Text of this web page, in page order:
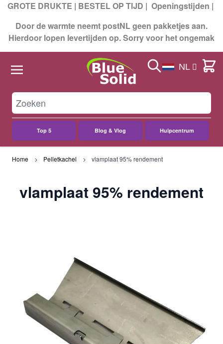
GROTE DRUKTE | BESTEL OP TIJD | Openingstijden |
Door de warmte neemt postNL geen pakketjes aan.
Hierdoor lopen levertijden op. Sorry voor het ongemak
Top 5 Blog & Vlog Hulpcentrum
Search NL Cart
Home Pelletkachel vlamplaat 95% rendement
vlamplaat 95% rendement